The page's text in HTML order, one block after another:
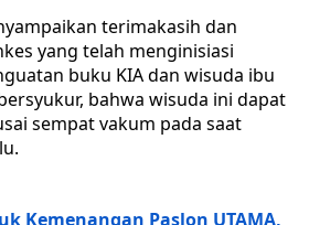
terimakasih dan
yang telah menginisiasi
buku KIA dan wisuda ibu
bahwa wisuda ini dapat
sempat vakum pada saat
Kemenangan Paslon UTAMA,